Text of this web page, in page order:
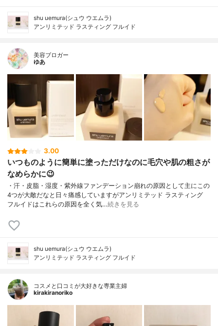
shu uemura(シュウ ウエムラ)
アンリミテッド ラスティング フルイド
美容ブロガー
ゆあ
3.00
いつものように簡単に塗っただけなのに毛穴や肌の粗さが
なめらかに😉
・汗・皮脂・湿度・紫外線ファンデーション崩れの原因として主にこの
4つが大敵だなと日々痛感していますがアンリミテッド ラスティング
フルイドはこれらの原因を全く気…続きを見る
shu uemura(シュウ ウエムラ)
アンリミテッド ラスティング フルイド
コスメと口コミが大好きな専業主婦
kirakiranoriko